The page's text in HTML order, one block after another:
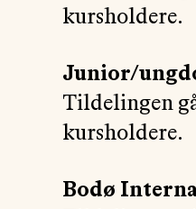
kursholdere.
Junior/
Tildelingen
kursholdere.
Bodø